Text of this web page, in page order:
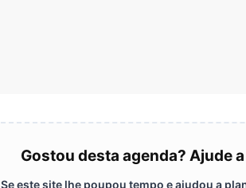
Gostou desta agenda? Ajude
Se este site lhe poupou tempo e ajudou a